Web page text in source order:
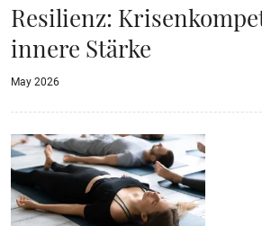
Resilienz:
innere Stärke
May 2026